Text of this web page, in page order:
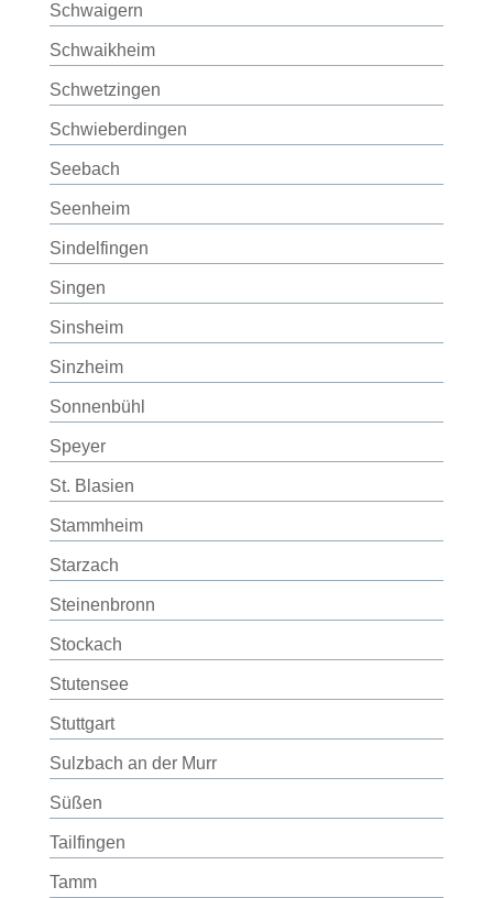
Schwaigern
Schwaikheim
Schwetzingen
Schwieberdingen
Seebach
Seenheim
Sindelfingen
Singen
Sinsheim
Sinzheim
Sonnenbühl
Speyer
St. Blasien
Stammheim
Starzach
Steinenbronn
Stockach
Stutensee
Stuttgart
Sulzbach an der Murr
Süßen
Tailfingen
Tamm